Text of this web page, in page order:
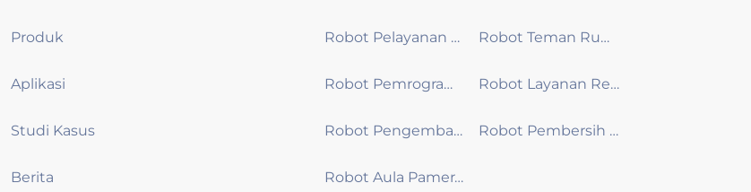
Produk
Aplikasi
Studi Kasus
Berita
Robot Pelayanan Publik Robot Teman Rumah
Robot Pemrograman Edukasi Robot Layanan Resepsionis
Robot Pengembangan Tampilan Kustom Robot Pembersih Patroli
Robot Aula Pameran